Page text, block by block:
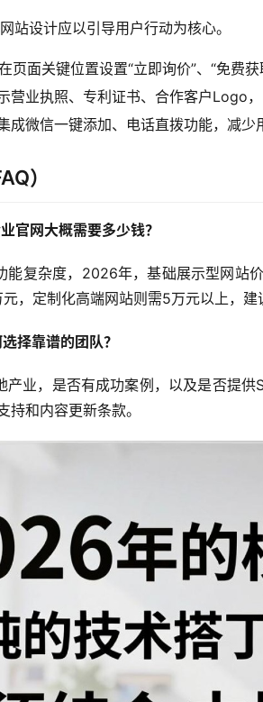
站设计应以引导用户行动为核心。
页面关键位置设置“立即询价”、“免费
营业执照、专利证书、合作客户Logo，
成微信一键添加、电话直拨功能，减少
）
官网大概需要多少钱？
能复杂度，2026年，基础展示型网
，定制化高端网站则需5万元以上，建
择靠谱的团队？
产业，是否有成功案例，以及是否提
持和内容更新条款。